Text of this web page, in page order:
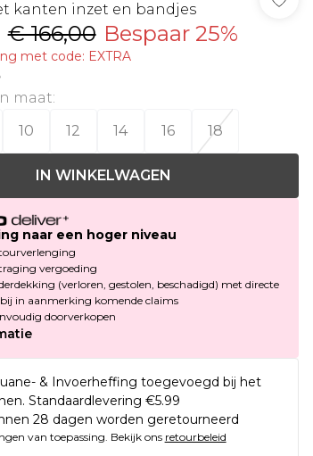
kanten inzet en bandjes
€ 166,00 Bespaar 25%
met code: EXTRA
maat:
10 12 14 16 18
IN WINKELWAGEN
naar een hoger niveau
vergoeding
(verloren, gestolen, beschadigd) met directe
in aanmerking komende claims
doorverkopen
& Invoerheffing toegevoegd bij het
Standaardlevering €5.99
28 dagen worden geretourneerd
van toepassing. Bekijk ons retourbeleid